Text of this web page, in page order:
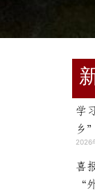
学
乡
2026
喜
“